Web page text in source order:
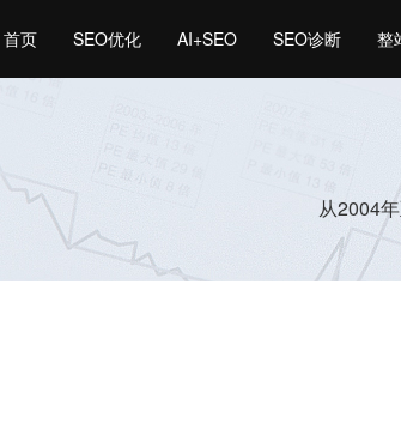
首页 SEO优化 AI+SEO SEO诊断 整
从2004